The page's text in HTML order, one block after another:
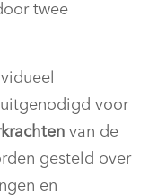
twee
voor
van de
gesteld over
en